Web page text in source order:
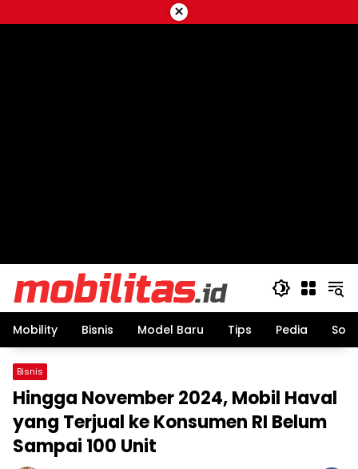
to
×
Mobility Bisnis Model Baru Tips Pedia
Bisnis
Hingga November 2024, Mobil Haval
yang Terjual ke Konsumen RI Belum
Sampai 100 Unit